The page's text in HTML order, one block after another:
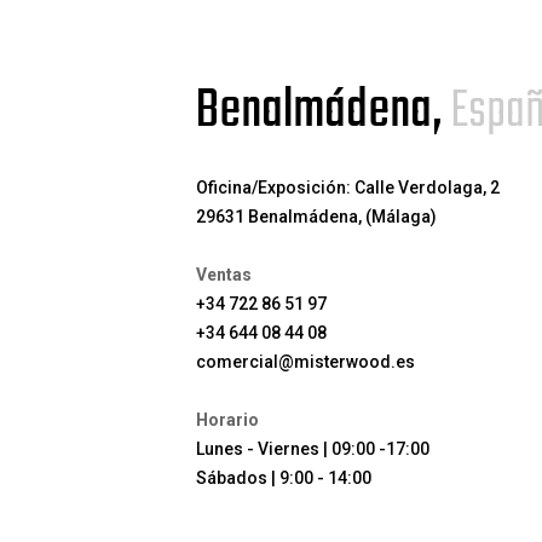
Benalmádena,
Oficina/Exposición: Calle Verdolaga, 2
29631 Benalmádena, (Málaga)
Ventas
+34 722 86 51 97
+34 644 08 44 08
comercial@misterwood.es
Horario
Lunes - Viernes | 09:00 -17:00
Sábados | 9:00 - 14:00